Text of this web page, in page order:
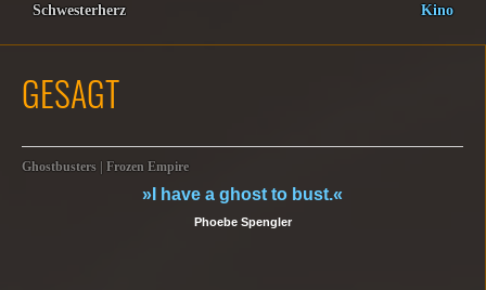
Schwesterherz Kino
GESAGT
Ghostbusters | Frozen Empire
»I have a ghost to bust.«
Phoebe Spengler